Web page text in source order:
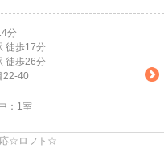
分
徒歩17分
徒歩26分
22-40
： 1室
☆ロフト☆